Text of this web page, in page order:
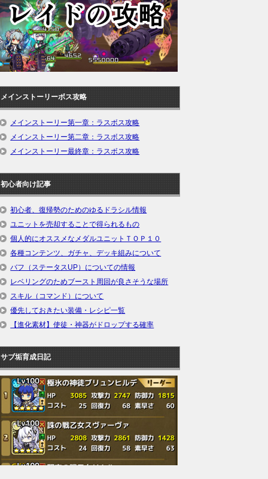
メインストーリーボス攻略
メインストーリー第一章：ラスボス攻略
メインストーリー第二章：ラスボス攻略
メインストーリー最終章：ラスボス攻略
初心者向け記事
初心者、復帰勢のためのゆるドラシル情報
ユニットを売却することで得られるもの
個人的にオススメなメダルユニットＴＯＰ１０
各種コンテンツ、ガチャ、デッキ組みについて
バフ（ステータスUP）についての情報
レベリングのためブースト周回が良さそうな場所
スキル（コマンド）について
優先しておきたい装備・レシピ一覧
【進化素材】使徒・神器がドロップする確率
サブ垢育成日記